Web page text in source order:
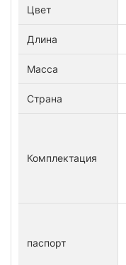
Цвет
Длина
Масса
Страна
Комплектация
паспорт